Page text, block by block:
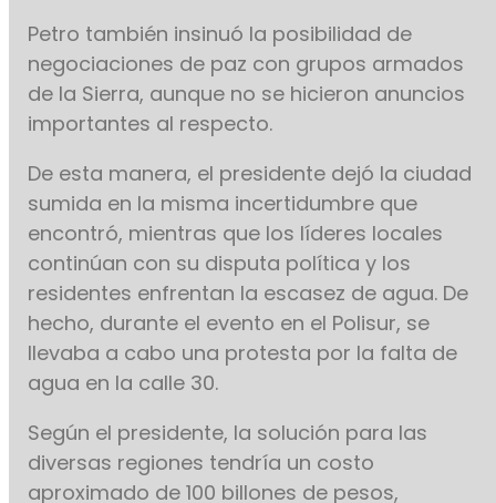
Petro también insinuó la posibilidad de
negociaciones de paz con grupos armados
de la Sierra, aunque no se hicieron anuncios
importantes al respecto.
De esta manera, el presidente dejó la ciudad
sumida en la misma incertidumbre que
encontró, mientras que los líderes locales
continúan con su disputa política y los
residentes enfrentan la escasez de agua. De
hecho, durante el evento en el Polisur, se
llevaba a cabo una protesta por la falta de
agua en la calle 30.
Según el presidente, la solución para las
diversas regiones tendría un costo
aproximado de 100 billones de pesos,